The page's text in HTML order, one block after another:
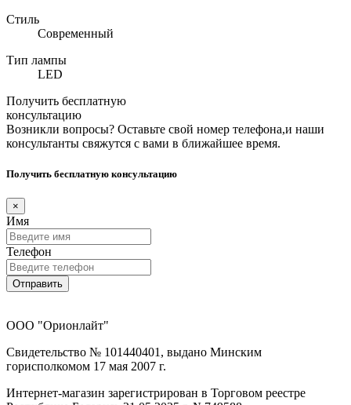
Стиль
Современный
Тип лампы
LED
Получить бесплатную
консультацию
Возникли вопросы? Оставьте свой номер телефона,и наши
консультанты свяжутся с вами в ближайшее время.
Получить бесплатную консультацию
×
Имя
Телефон
Отправить
ООО "Орионлайт"
Свидетельство № 101440401, выдано Минским
горисполкомом 17 мая 2007 г.
Интернет-магазин зарегистрирован в Торговом реестре